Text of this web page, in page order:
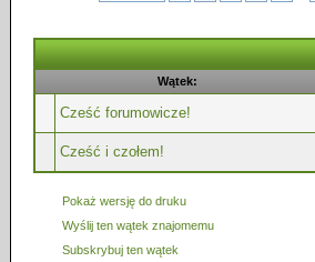
Wątek:
Cześć forumowicze!
Cześć i czołem!
Pokaż wersję do druku
Wyślij ten wątek znajomemu
Subskrybuj ten wątek